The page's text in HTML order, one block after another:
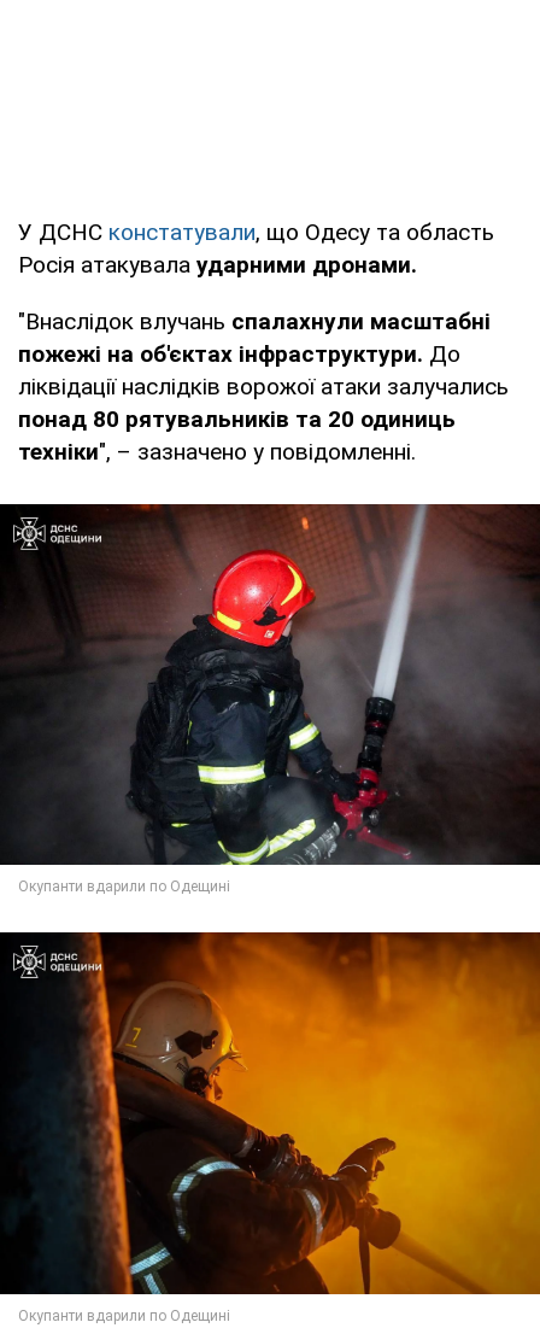
У ДСНС констатували, що Одесу та область
Росія атакувала ударними дронами.
"Внаслідок влучань спалахнули масштабні
пожежі на об'єктах інфраструктури. До
ліквідації наслідків ворожої атаки залучались
понад 80 рятувальників та 20 одиниць
техніки", – зазначено у повідомленні.